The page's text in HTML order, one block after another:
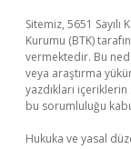
Sitemiz, 5651
Kurumu (BTK)
vermektedir. Bu
veya araştırma
yazdıkları
bu sorumluluğu
Hukuka ve yasal